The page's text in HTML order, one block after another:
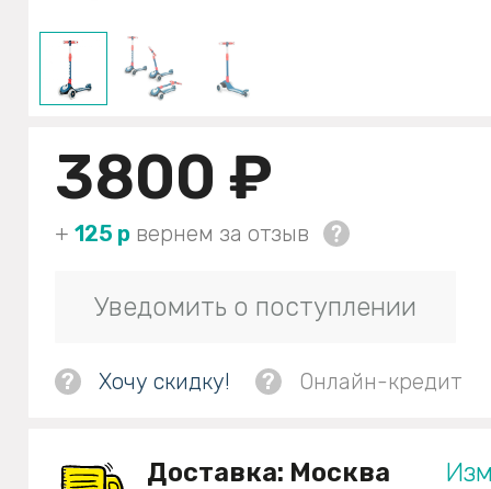
3800 ₽
+ 125 р вернем за отзыв
Уведомить о поступлении
? Хочу скидку! ? Онлайн-кредит
Доставка: Москва